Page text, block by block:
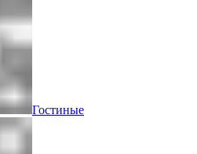
Гостиные